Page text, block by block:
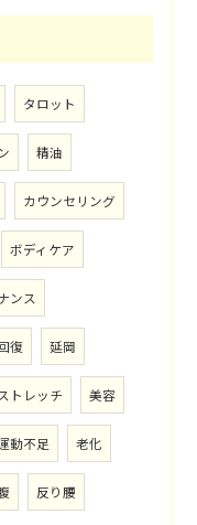
タロット
精油
カウンセリング
ボディケア
ンス
復 延岡
ストレッチ 美容
動不足 老化
反り腰